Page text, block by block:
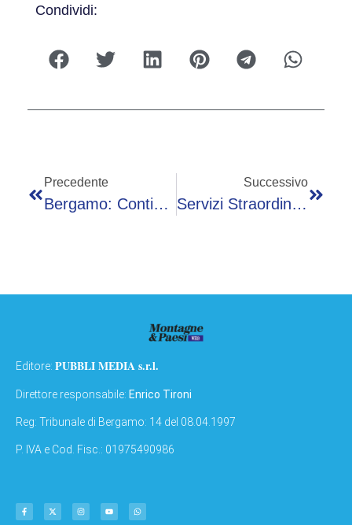
Condividi:
Precedente
Bergamo: Continuano I Servizi Di Controllo Straordinario Del Territorio
Successivo
Servizi Straordinari Di Controllo Del Territorio: Ritrovato Coltello E Sostanza Stupefacente
Editore: PUBBLI MEDIA s.r.l.
Direttore responsabile: Enrico Tironi
Reg: Tribunale di Bergamo: 14 del 08.04.1997
P. IVA e Cod. Fisc.: 01975490986